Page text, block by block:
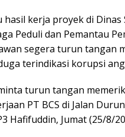
kerja proyek di Dinas
Peduli dan Pemantau
segera turun tangan
terindikasi korupsi
turun tangan
PT BCS di Jalan
Hafifuddin, Jumat (25/8/